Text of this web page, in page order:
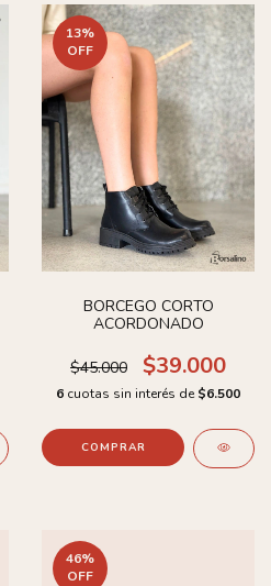
13%
OFF
BORCEGO CORTO
ACORDONADO
$45.000 $39.000
6 cuotas sin interés de $6.500
COMPRAR
46%
OFF